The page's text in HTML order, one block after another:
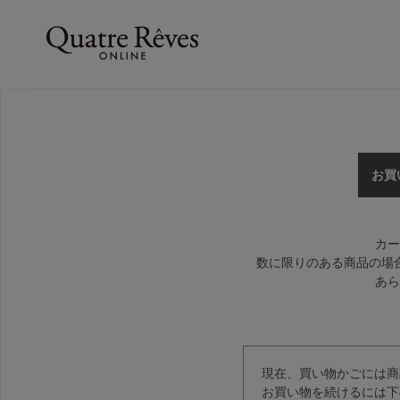
お買
カ
数に限りのある商品の場
あ
現在、買い物かごには
お買い物を続けるには